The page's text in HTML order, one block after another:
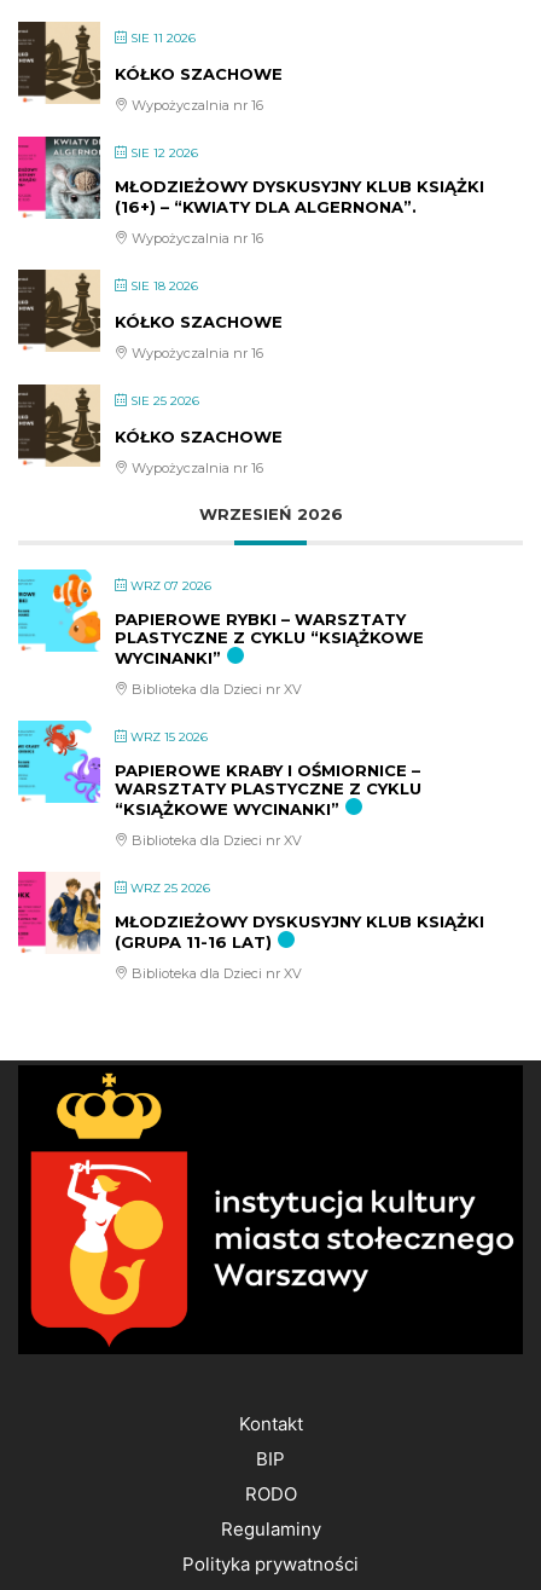
SIE 11 2026
KÓŁKO SZACHOWE
Wypożyczalnia nr 16
SIE 12 2026
MŁODZIEŻOWY DYSKUSYJNY KLUB KSIĄŻKI
(16+) – “KWIATY DLA ALGERNONA”.
Wypożyczalnia nr 16
SIE 18 2026
KÓŁKO SZACHOWE
Wypożyczalnia nr 16
SIE 25 2026
KÓŁKO SZACHOWE
Wypożyczalnia nr 16
WRZESIEŃ 2026
WRZ 07 2026
PAPIEROWE RYBKI – WARSZTATY
PLASTYCZNE Z CYKLU “KSIĄŻKOWE
WYCINANKI”
Biblioteka dla Dzieci nr XV
WRZ 15 2026
PAPIEROWE KRABY I OŚMIORNICE –
WARSZTATY PLASTYCZNE Z CYKLU
“KSIĄŻKOWE WYCINANKI”
Biblioteka dla Dzieci nr XV
WRZ 25 2026
MŁODZIEŻOWY DYSKUSYJNY KLUB KSIĄŻKI
(GRUPA 11-16 LAT)
Biblioteka dla Dzieci nr XV
Kontakt
BIP
RODO
Regulaminy
Polityka prywatności